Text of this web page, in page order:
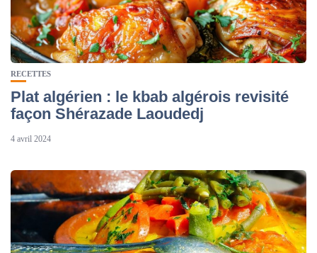
RECETTES
Plat algérien : le kbab algérois revisité
façon Shérazade Laoudedj
4 avril 2024